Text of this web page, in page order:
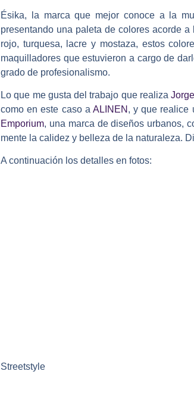
Ésika, la marca que mejor conoce a la
presentando una paleta de colores acorde
rojo, turquesa, lacre y mostaza, estos
maquilladores que estuvieron a cargo de
grado de profesionalismo.
Lo que me gusta del trabajo que realiza
como en este caso a ALINEN , y que realice
Emporium, una marca de diseños urbanos,
mente la calidez y belleza de la naturaleza.
A continuación los detalles en fotos:
Streetstyle